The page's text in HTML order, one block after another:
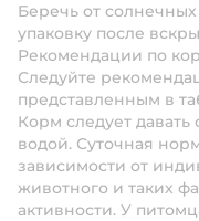
Беречь от
упаковку после
Рекомендации по
Следуйте
представленным в
Корм следует
водой. Суточная
зависимости от
животного и таких
активности. У